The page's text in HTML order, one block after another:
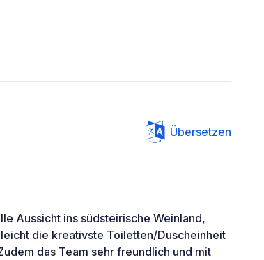
Übersetzen
Aussicht ins südsteirische Weinland,
die kreativste Toiletten/Duscheinheit
das Team sehr freundlich und mit